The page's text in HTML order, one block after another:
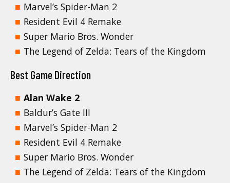
Marvel’s Spider-Man 2
Resident Evil 4 Remake
Super Mario Bros. Wonder
The Legend of Zelda: Tears of the Kingdom
Best Game Direction
Alan Wake 2
Baldur’s Gate III
Marvel’s Spider-Man 2
Resident Evil 4 Remake
Super Mario Bros. Wonder
The Legend of Zelda: Tears of the Kingdom